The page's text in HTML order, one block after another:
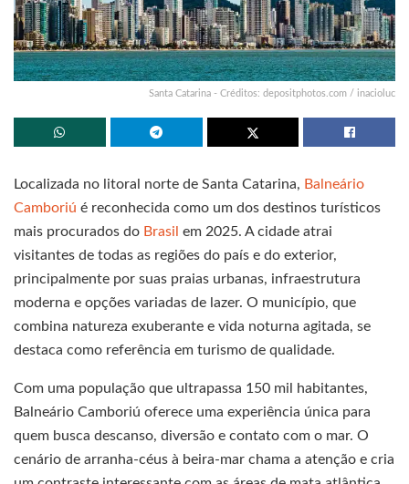
Santa Catarina - Créditos: depositphotos.com / inacioluc
Localizada no litoral norte de Santa Catarina, Balneário
Camboriú é reconhecida como um dos destinos turísticos
mais procurados do Brasil em 2025. A cidade atrai
visitantes de todas as regiões do país e do exterior,
principalmente por suas praias urbanas, infraestrutura
moderna e opções variadas de lazer. O município, que
combina natureza exuberante e vida noturna agitada, se
destaca como referência em turismo de qualidade.
Com uma população que ultrapassa 150 mil habitantes,
Balneário Camboriú oferece uma experiência única para
quem busca descanso, diversão e contato com o mar. O
cenário de arranha-céus à beira-mar chama a atenção e cria